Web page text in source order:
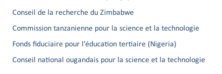
Conseil de la recherche du Zimbabwe
Commission tanzanienne pour la science et la technologie
Fonds fiduciaire pour l’éducation tertiaire (Nigeria)
Conseil national ougandais pour la science et la technologie